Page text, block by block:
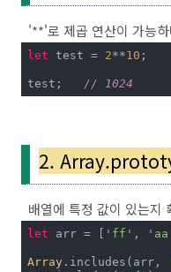
'**'로 제곱 연산이 가능
let test = 2**10 ;
// 1024
2.
배열에 특정 값이 있는지
let arr = [ 'ff' ,
Array.includes(arr,